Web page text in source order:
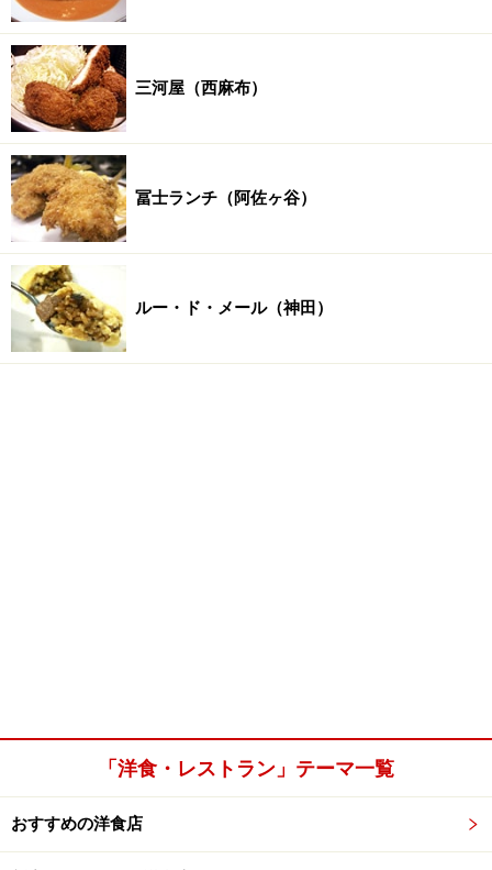
三河屋（西麻布）
冨士ランチ（阿佐ヶ谷）
ルー・ド・メール（神田）
「洋食・レストラン」テーマ一覧
おすすめの洋食店